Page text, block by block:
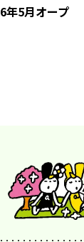
年5月オープ